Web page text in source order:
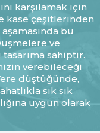
karşılamak için
kase çeşitlerinden
bu
ve
tasarıma sahiptir.
verebileceği
düştüğünde,
sık sık
uygun olarak
Isıya
yıkayarak